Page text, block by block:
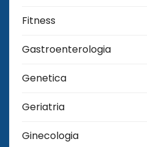
Fitness
Gastroenterologia
Genetica
Geriatria
Ginecologia